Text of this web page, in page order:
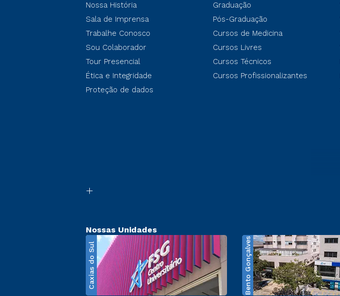
Nossa História
Sala de Imprensa
Trabalhe Conosco
Sou Colaborador
Tour Presencial
Ética e Integridade
Proteção de dados
Graduação
Pós-Graduação
Cursos de Medicina
Cursos Livres
Cursos Técnicos
Cursos Profissionalizantes
Nossas Unidades
Caxias do Sul Bento Gonçalves